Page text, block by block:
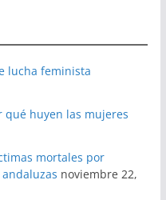
lucha feminista
qué huyen las mujeres
mortales por
noviembre 22,